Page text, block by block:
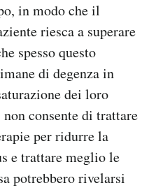
in modo che il
riesca a superare
spesso questo
di degenza in
dei loro
consente di trattare
per ridurre la
e trattare meglio le
potrebbero rivelarsi